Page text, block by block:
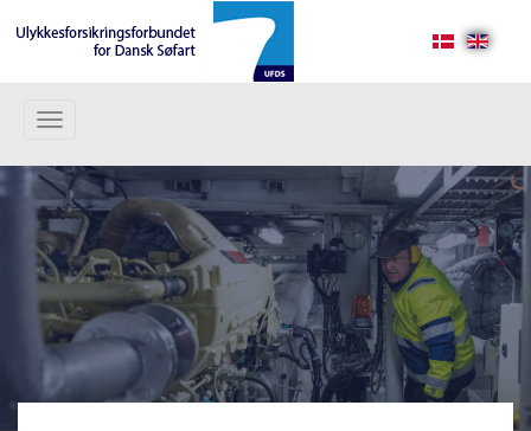
navigation